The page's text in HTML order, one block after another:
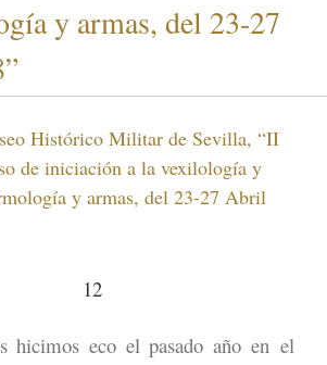
y armas, del 23-27
Histórico Militar de Sevilla, “II
de iniciación a la vexilología y
y armas, del 23-27 Abril
hicimos eco el pasado año en el